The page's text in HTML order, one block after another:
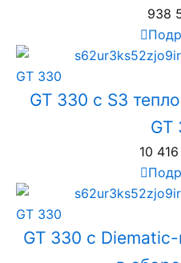
938
GT 330
GT 330 с S3
GT
10
GT 330
GT 330 с